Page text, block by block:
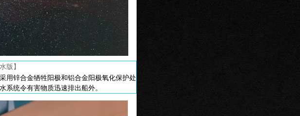
版】
用锌合金牺牲阳极和铝合金阳极氧化保护处
系统令有害物质迅速排出船外。